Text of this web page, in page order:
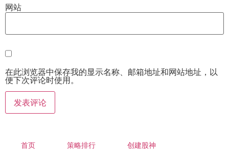
网站
在此浏览器中保存我的显示名称、邮箱地址和网站地址，以
便下次评论时使用。
首页 策略排行 创建股神